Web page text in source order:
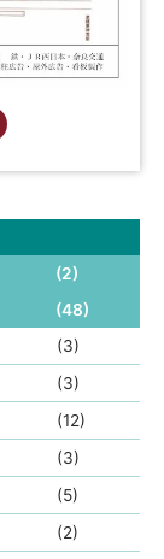
(2)
(48)
(3)
(3)
(12)
(3)
(5)
(2)